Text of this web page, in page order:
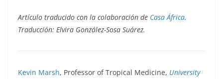
Artículo traducido con la colaboración de Casa África.
Traducción: Elvira González-Sosa Suárez.
Kevin Marsh, Professor of Tropical Medicine, University